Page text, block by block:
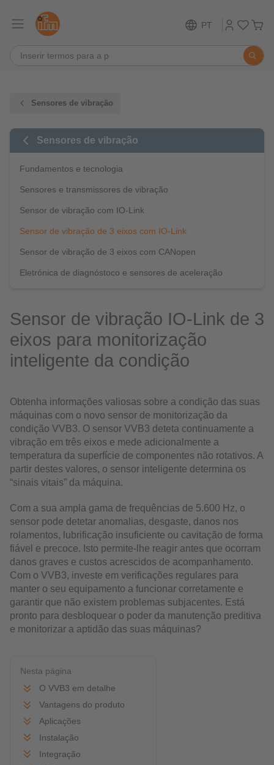
PT
Sensores de vibração
Sensores de vibração
Fundamentos e tecnologia
Sensores e transmissores de vibração
Sensor de vibração com IO-Link
Sensor de vibração de 3 eixos com IO-Link
Sensor de vibração de 3 eixos com CANopen
Eletrónica de diagnóstoco e sensores de aceleração
Sensor de vibração IO-Link de 3
eixos para monitorização
inteligente da condição
Obtenha informações valiosas sobre a condição das suas
máquinas com o novo sensor de monitorização da
condição VVB3. O sensor VVB3 deteta continuamente a
vibração em três eixos e mede adicionalmente a
temperatura da superfície de componentes não rotativos. A
partir destes valores, o sensor inteligente determina os
“sinais vitais” da máquina.
Com a sua ampla gama de frequências de 5.600 Hz, o
sensor pode detetar anomalias, desgaste, danos nos
rolamentos, lubrificação insuficiente ou cavitação de forma
fiável e precoce. Isto permite-lhe reagir antes que ocorram
danos graves e custos acrescidos de acompanhamento.
Com o VVB3, investe em verificações regulares para
manter o seu equipamento a funcionar corretamente e
garantir que não existem problemas subjacentes. Está
pronto para desbloquear o poder da manutenção preditiva
e monitorizar a aptidão das suas máquinas?
Nesta página
O VVB3 em detalhe
Vantagens do produto
Aplicações
Instalação
Integração